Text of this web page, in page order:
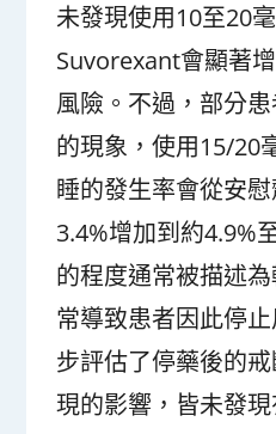
未發現使用10至20
Suvorexant會顯著
風險。不過，部分
的現象，使用15/20
睡的發生率會從安
3.4%增加到約4.9%
的程度通常被描述
常導致患者因此停
步評估了停藥後的
現的影響，皆未發